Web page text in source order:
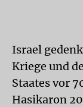
Israel
Kriege und
Staates vor
Hasikaron